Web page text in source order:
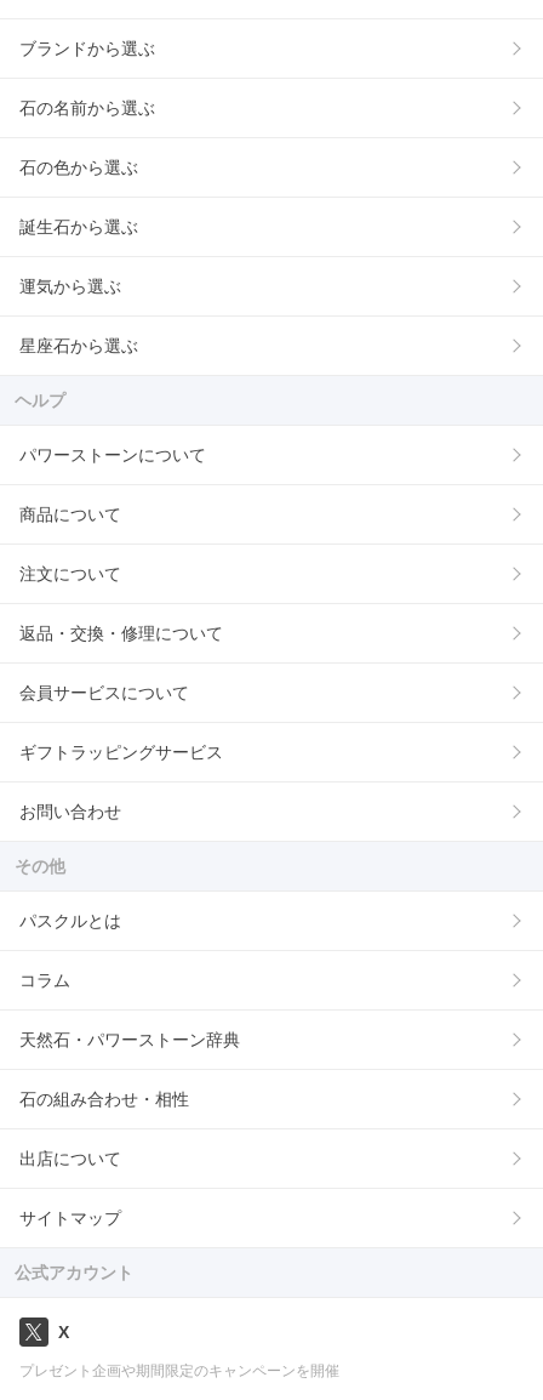
ブランドから選ぶ
石の名前から選ぶ
石の色から選ぶ
誕生石から選ぶ
運気から選ぶ
星座石から選ぶ
ヘルプ
パワーストーンについて
商品について
注文について
返品・交換・修理について
会員サービスについて
ギフトラッピングサービス
お問い合わせ
その他
パスクルとは
コラム
天然石・パワーストーン辞典
石の組み合わせ・相性
出店について
サイトマップ
公式アカウント
X
プレゼント企画や期間限定のキャンペーンを開催